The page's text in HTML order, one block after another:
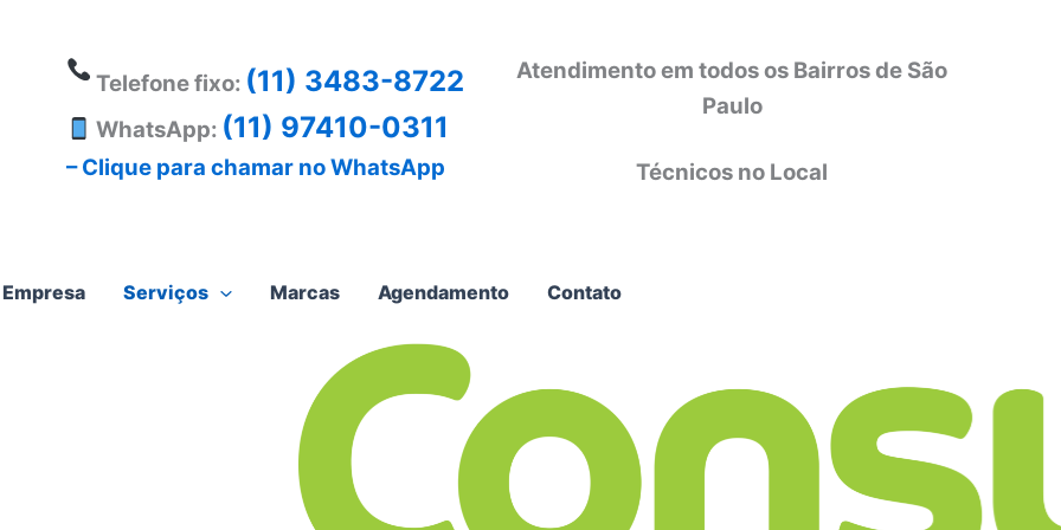
Telefone fixo: (11) 3483-8722
WhatsApp: (11) 97410-0311
– Clique para chamar no WhatsApp
Atendimento em todos os Bairros de São
Paulo
Técnicos no Local
Empresa Serviços Marcas Agendamento Contato